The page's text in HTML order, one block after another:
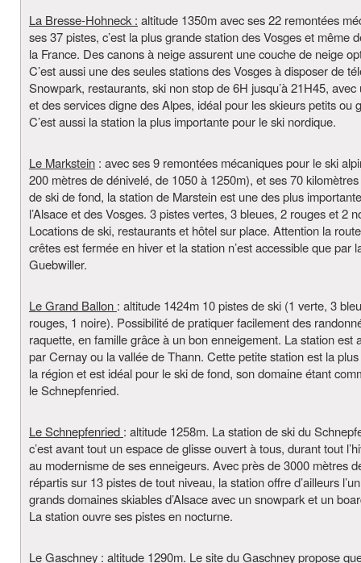
La Bresse-Hohneck : altitude 1350m avec ses 22 remontées
ses 37 pistes, c’est la plus grande station des Vosges et même
la France. Des canons à neige assurent une couche de neige
C’est aussi une des seules stations des Vosges à disposer de
Snowpark, restaurants, ski non stop de 6H jusqu’à 21H45, avec
et des services digne des Alpes, idéal pour les skieurs petits ou
C’est aussi la station la plus importante pour le ski nordique.
Le Markstein : avec ses 9 remontées mécaniques pour le ski
200 mètres de dénivelé, de 1050 à 1250m), et ses 70
de ski de fond, la station de Marstein est une des plus
l’Alsace et des Vosges. 3 pistes vertes, 3 bleues, 2 rouges et 2
Locations de ski, restaurants et hôtel sur place. Attention la
crêtes est fermée en hiver et la station n’est accessible que par
Guebwiller.
Le Grand Ballon : altitude 1424m 10 pistes de ski (1 verte, 3
rouges, 1 noire). Possibilité de pratiquer facilement des
raquette, en famille grâce à un bon enneigement. La station est
par Cernay ou la vallée de Thann. Cette petite station est la
la région et est idéal pour le ski de fond, son domaine étant
le Schnepfenried.
Le Schnepfenried : altitude 1258m. La station de ski du
c’est avant tout un espace de glisse ouvert à tous, durant tout
au modernisme de ses enneigeurs. Avec près de 3000 mètres
répartis sur 13 pistes de tout niveau, la station offre d’ailleurs
grands domaines skiables d’Alsace avec un snowpark et un
La station ouvre ses pistes en nocturne.
Le Gaschney : altitude 1290m. Le site du Gaschney propose